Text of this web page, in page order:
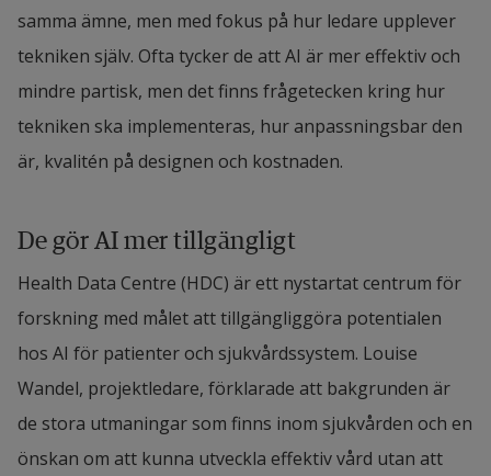
samma ämne, men med fokus på hur ledare upplever
tekniken själv. Ofta tycker de att AI är mer effektiv och
mindre partisk, men det finns frågetecken kring hur
tekniken ska implementeras, hur anpassningsbar den
är, kvalitén på designen och kostnaden.
De gör AI mer tillgängligt
Health Data Centre (HDC) är ett nystartat centrum för
forskning med målet att tillgängliggöra potentialen
hos AI för patienter och sjukvårdssystem. Louise
Wandel, projektledare, förklarade att bakgrunden är
de stora utmaningar som finns inom sjukvården och en
önskan om att kunna utveckla effektiv vård utan att